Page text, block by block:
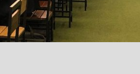
のまま解散」WBC日本代表“敗戦”の真実